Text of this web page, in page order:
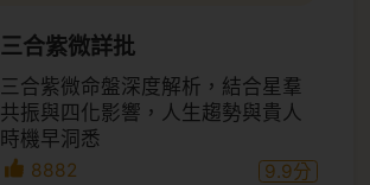
三合紫微詳批
三合紫微命盤深度解析，結合星羣
共振與四化影響，人生趨勢與貴人
時機早洞悉
8882 9.9分